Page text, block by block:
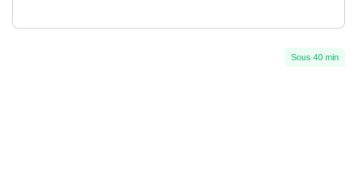
Sous 40 min